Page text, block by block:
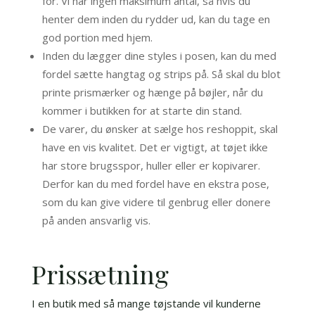
henter dem inden du rydder ud, kan du tage en
god portion med hjem.
Inden du lægger dine styles i posen, kan du med
fordel sætte hangtag og strips på. Så skal du blot
printe prismærker og hænge på bøjler, når du
kommer i butikken for at starte din stand.
De varer, du ønsker at sælge hos reshoppit, skal
have en vis kvalitet. Det er vigtigt, at tøjet ikke
har store brugsspor, huller eller er kopivarer.
Derfor kan du med fordel have en ekstra pose,
som du kan give videre til genbrug eller donere
på anden ansvarlig vis.
Prissætning
I en butik med så mange tøjstande vil kunderne